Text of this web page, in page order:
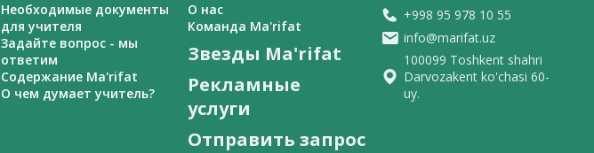
Необходимые документы
для учителя
Задайте вопрос - мы
ответим
Содержание Ma'rifat
О чем думает учитель?
О нас
Команда Ma'rifat
Звезды Ma'rifat
Рекламные
услуги
Отправить запрос
+998 95 978 10 55
info@marifat.uz
100099 Toshkent shahri
Darvozakent ko'chasi 60-
uy.